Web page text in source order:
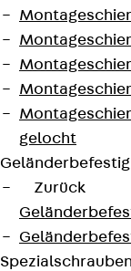
gelocht
Zurück